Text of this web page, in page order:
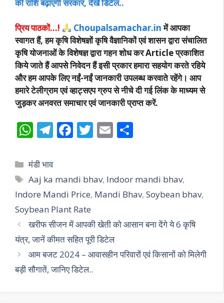
की राशि बढ़ाएगी सरकार, देखें डिटेल..
प्रिय पाठकों…! Choupalsamachar.inमें आपका
स्वागत हैं, हम कृषि विशेषज्ञों कृषि वैज्ञानिकों एवं शासन द्वारा संचालित
कृषि योजनाओं के विशेषज्ञ द्वारा गहन शोध कर Article प्रकाशित
किये जाते हैं आपसे निवेदन हैं इसी प्रकार हमारा सहयोग करते रहिये
और हम आपके लिए नईं-नईं जानकारी उपलब्ध करवाते रहेंगे। आप
हमारे टेलीग्राम एवं व्हाट्सएप ग्रुप से नीचे दी गई लिंक के माध्यम से
जुड़कर अनवरत समाचार एवं जानकारी प्राप्त करें.
W
h
at
s
A
p
p
T
el
e
gr
a
m
F
ac
b
o
o
k
T
w
er
E
m
l e
Categories
मंडी भाव
Tags
Aaj ka mandi bhav, Indoor mandi bhav,
Indore Mandi Price, Mandi Bhav, Soybean bhav,
Soybean Plant Rate
खरीफ सीजन में आपकी खेती को आसान बना देंगे ये 6 कृषि
यंत्र, जानें कीमत सहित पूरी डिटेल
आम बजट 2024 – आवासहीन परिवारों एवं किसानों को मिलेगी
बड़ी सौगातें, जानिए डिटेल..